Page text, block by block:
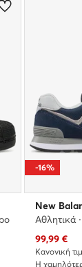
-16%
New
Τρέχουσα
99,99 €
Κανονική
Η